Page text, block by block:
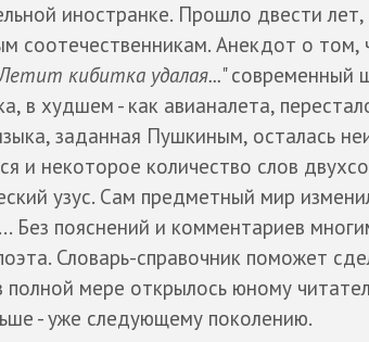
иностранке. Прошло двести
соотечественникам. Анекдот о
кибитка удалая..." современный
в худшем - как авианалета,
заданная Пушкиным, осталась
и некоторое количество слов
узус. Сам предметный мир
Без пояснений и комментариев
Словарь-справочник поможет
полной мере открылось юному
- уже следующему поколению.